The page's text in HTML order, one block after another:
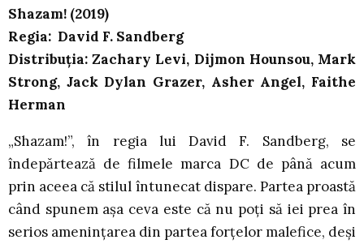
Shazam! (2019)
Regia: David F. Sandberg
Distribuția: Zachary Levi, Dijmon Hounsou, Mark
Strong, Jack Dylan Grazer, Asher Angel, Faithe
Herman
„Shazam!”, în regia lui David F. Sandberg, se
îndepărtează de filmele marca DC de până acum
prin aceea că stilul întunecat dispare. Partea proastă
când spunem așa ceva este că nu poți să iei prea în
serios amenințarea din partea forțelor malefice, deși